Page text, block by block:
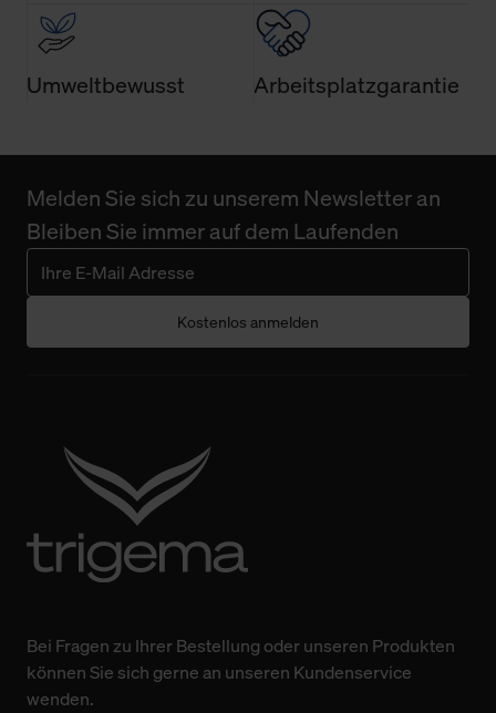
Umweltbewusst Arbeitsplatzgarantie
Melden Sie sich zu unserem Newsletter an
Bleiben Sie immer auf dem Laufenden
Kostenlos anmelden
Bei Fragen zu Ihrer Bestellung oder unseren Produkten
können Sie sich gerne an unseren Kundenservice
wenden.